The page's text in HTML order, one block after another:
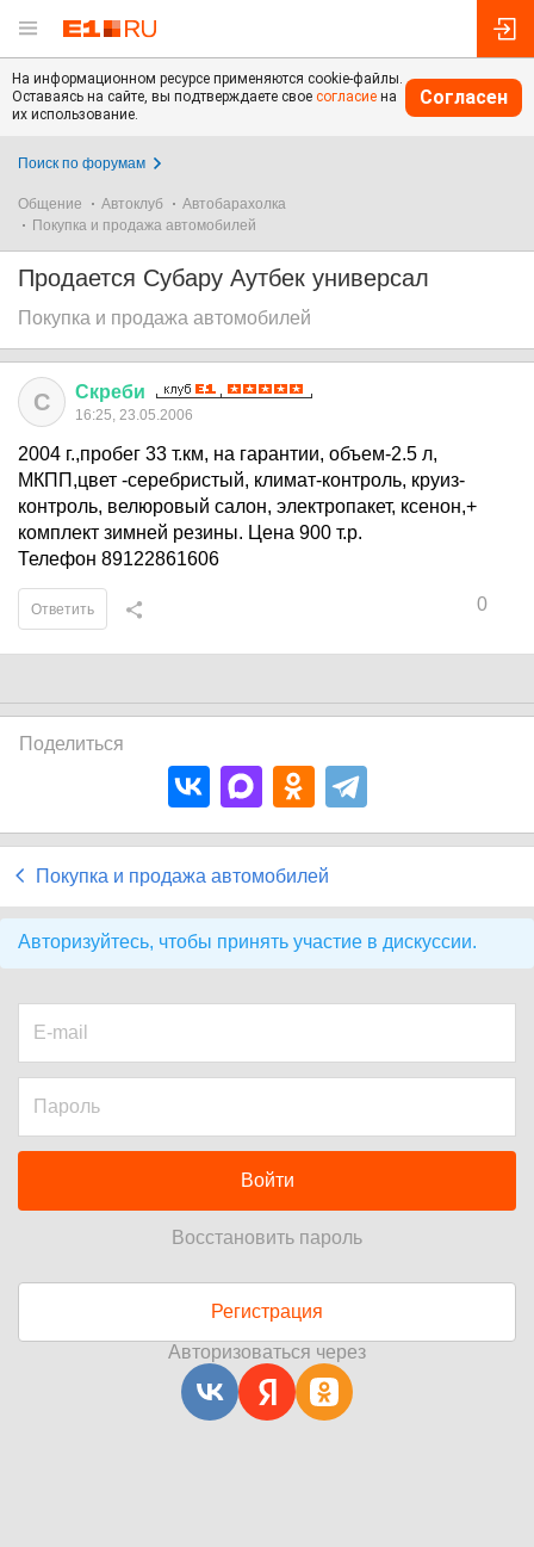
На информационном ресурсе применяются cookie-файлы.
Оставаясь на сайте, вы подтверждаете свое согласие на
их использование.
Согласен
Поиск по форумам
Общение Автоклуб
Автобарахолка
Покупка и продажа автомобилей
Продается Субару Аутбек универсал
Покупка и продажа автомобилей
С Скреби
16:25, 23.05.2006
2004 г.,пробег 33 т.км, на гарантии, объем-2.5 л,
МКПП,цвет -серебристый, климат-контроль, круиз-
контроль, велюровый салон, электропакет, ксенон,+
комплект зимней резины. Цена 900 т.р.
Телефон 89122861606
0
Ответить
Поделиться
Покупка и продажа автомобилей
Авторизуйтесь, чтобы принять участие в дискуссии.
Войти
Восстановить пароль
Регистрация
Авторизоваться через